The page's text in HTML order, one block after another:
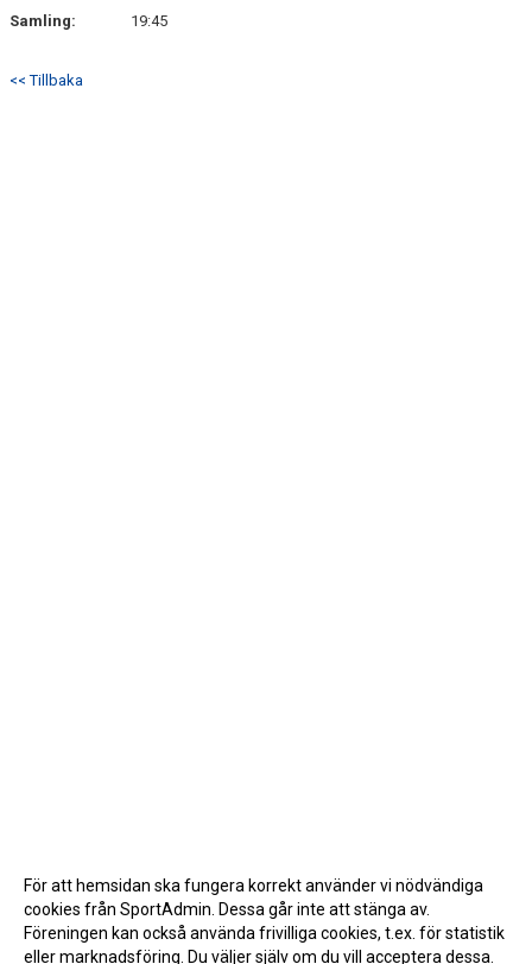
Samling:
19:45
<< Tillbaka
För att hemsidan ska fungera korrekt använder vi nödvändiga
cookies från SportAdmin. Dessa går inte att stänga av.
Föreningen kan också använda frivilliga cookies, t.ex. för statistik
eller marknadsföring. Du väljer själv om du vill acceptera dessa.